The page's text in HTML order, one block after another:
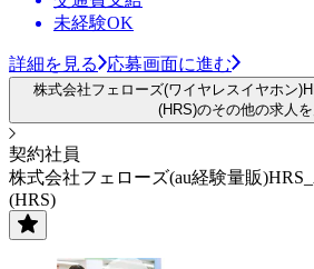
未経験OK
詳細を見る 応募画面に進む
株式会社フェローズ(ワイヤレスイヤホン
(HRS)のその他の求人
契約社員
株式会社フェローズ(au経験量販
(HRS)